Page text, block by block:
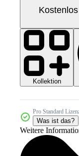
Kollektion
Pro Standard
Was ist das?
Weitere